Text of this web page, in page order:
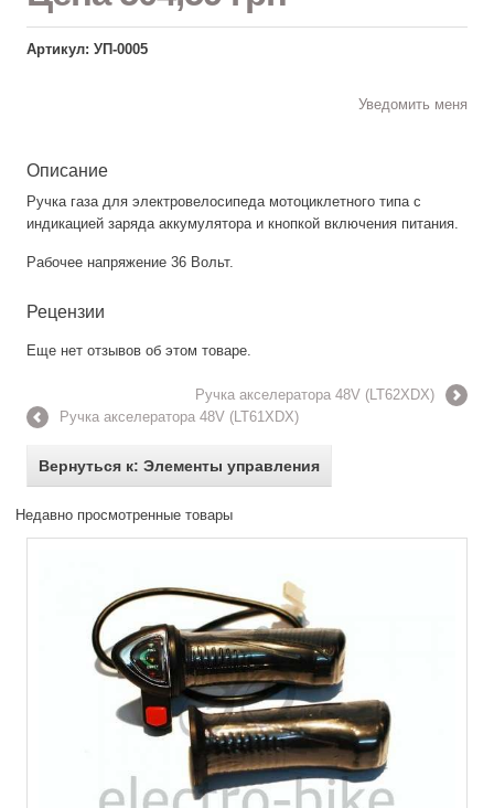
Артикул: УП-0005
Уведомить меня
Описание
Ручка газа для электровелосипеда мотоциклетного типа с
индикацией заряда аккумулятора и кнопкой включения питания.
Рабочее напряжение 36 Вольт.
Рецензии
Еще нет отзывов об этом товаре.
Ручка акселератора 48V (LT62XDX)
Ручка акселератора 48V (LT61XDX)
Вернуться к: Элементы управления
Недавно просмотренные товары